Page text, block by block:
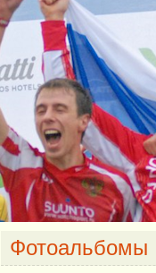
Фотоальбомы